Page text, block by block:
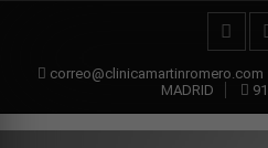
correo@clinicamartinromero.com
MADRID